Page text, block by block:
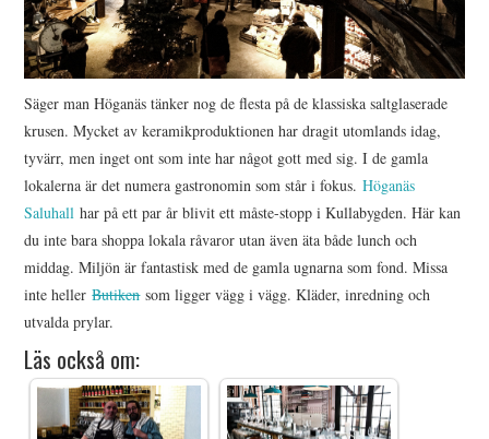
Säger man Höganäs tänker nog de flesta på de klassiska saltglaserade
krusen. Mycket av keramikproduktionen har dragit utomlands idag,
tyvärr, men inget ont som inte har något gott med sig. I de gamla
lokalerna är det numera gastronomin som står i fokus.Höganäs
Saluhall har på ett par år blivit ett måste-stopp i Kullabygden. Här kan
du inte bara shoppa lokala råvaror utan även äta både lunch och
middag. Miljön är fantastisk med de gamla ugnarna som fond. Missa
inte hellerButikensom ligger vägg i vägg. Kläder, inredning och
utvalda prylar.
Läs också om: